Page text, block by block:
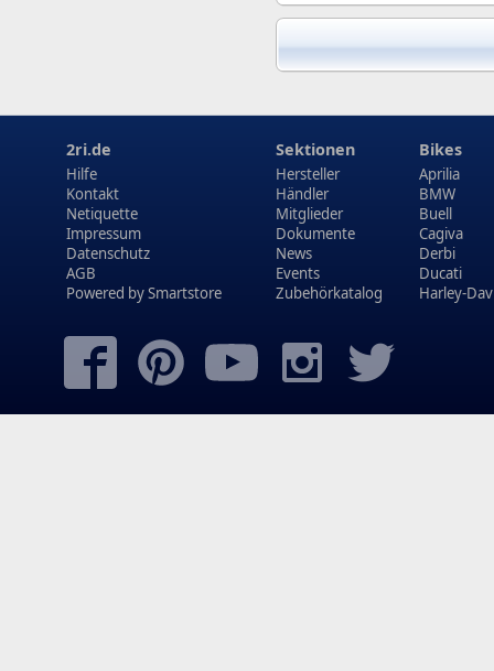
2ri.de
Hilfe
Kontakt
Netiquette
Impressum
Datenschutz
AGB
Powered bySmartstore
Sektionen
Hersteller
Händler
Mitglieder
Dokumente
News
Events
Zubehörkatalog
Bikes
Aprilia
BMW
Buell
Cagiva
Derbi
Ducati
Harley-